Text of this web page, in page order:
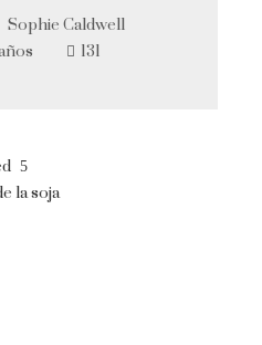
Sophie Caldwell
131
la soja